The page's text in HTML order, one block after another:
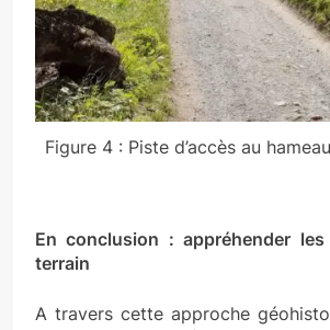
Figure 4 : Piste d’accès au
En conclusion : appréhender
terrain
A travers cette approche